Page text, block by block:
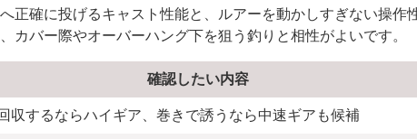
正確に投げるキャスト性能と、ルアーを動かしすぎない操作
カバー際やオーバーハング下を狙う釣りと相性がよいです。
確認したい内容
収するならハイギア、巻きで誘うなら中速ギアも候補